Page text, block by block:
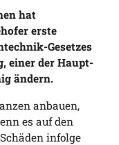
hat
erste
Gesetzes
einer der Haupt-
ändern.
anbauen,
es auf den
infolge